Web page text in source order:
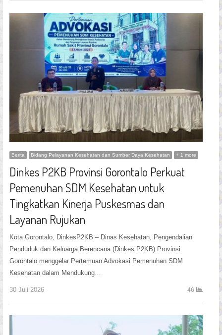
Berita Bidang Pelayanan Kesehatan dan Sumber Daya Kesehatan + 1 more
Dinkes P2KB Provinsi Gorontalo Perkuat
Pemenuhan SDM Kesehatan untuk
Tingkatkan Kinerja Puskesmas dan
Layanan Rujukan
Kota Gorontalo, DinkesP2KB – Dinas Kesehatan, Pengendalian
Penduduk dan Keluarga Berencana (Dinkes P2KB) Provinsi
Gorontalo menggelar Pertemuan Advokasi Pemenuhan SDM
Kesehatan dalam Mendukung…
30 Juli 2026 46